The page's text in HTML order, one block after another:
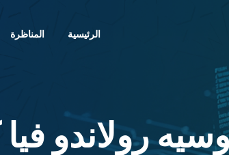
الرئيسية المناظرة
رولاندو فيا